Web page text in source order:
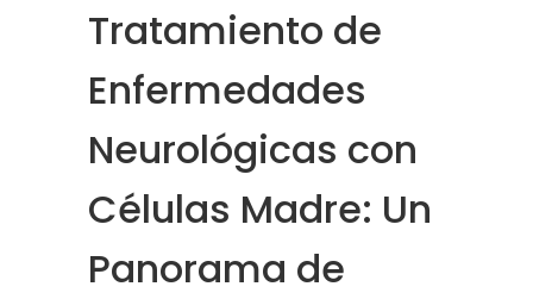
Tratamiento de
Enfermedades
Neurológicas con
Células Madre: Un
Panorama de